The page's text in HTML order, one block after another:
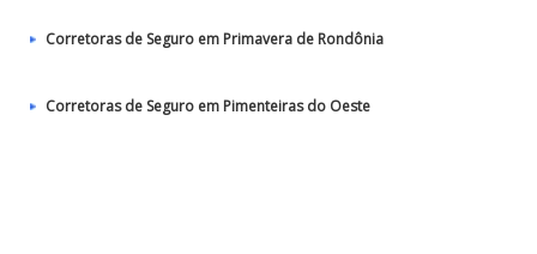
Corretoras de Seguro em Primavera de Rondônia
Corretoras de Seguro em Pimenteiras do Oeste